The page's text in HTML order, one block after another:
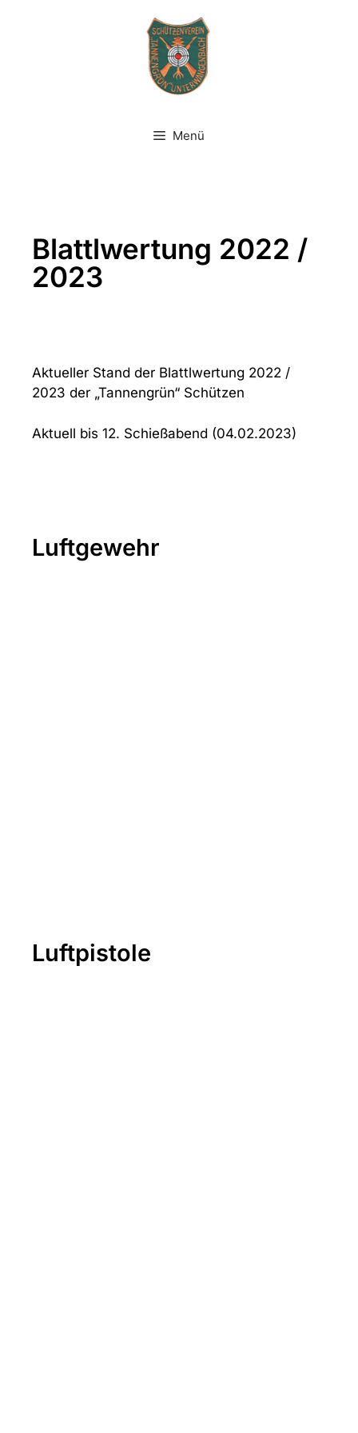
Menü
Blattlwertung 2022 /
2023
Aktueller Stand der Blattlwertung 2022 /
2023 der „Tannengrün“ Schützen
Aktuell bis 12. Schießabend (04.02.2023)
Luftgewehr
Luftpistole